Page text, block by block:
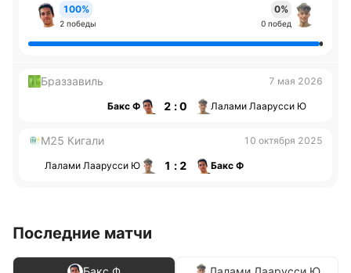
100%
2 победы
0%
0 побед
Браззавиль 7 мая 2026
Бакс Ф 2 : 0 Лалами Лаарусси Ю
M25 Кигали 10 октября 2025
Лалами Лаарусси Ю 1 : 2 Бакс Ф
Последние матчи